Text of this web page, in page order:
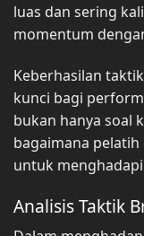
luas dan sering
momentum
Keberhasilan
kunci bagi
bukan hanya soal
bagaimana
untuk
Analisis Taktik